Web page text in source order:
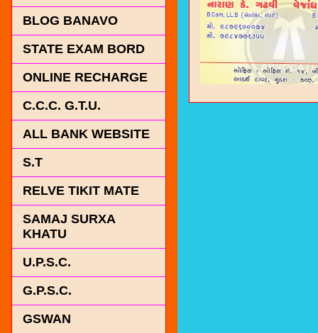
BLOG BANAVO
STATE EXAM BORD
ONLINE RECHARGE
C.C.C. G.T.U.
ALL BANK WEBSITE
S.T
RELVE TIKIT MATE
SAMAJ SURXA
KHATU
U.P.S.C.
G.P.S.C.
GSWAN